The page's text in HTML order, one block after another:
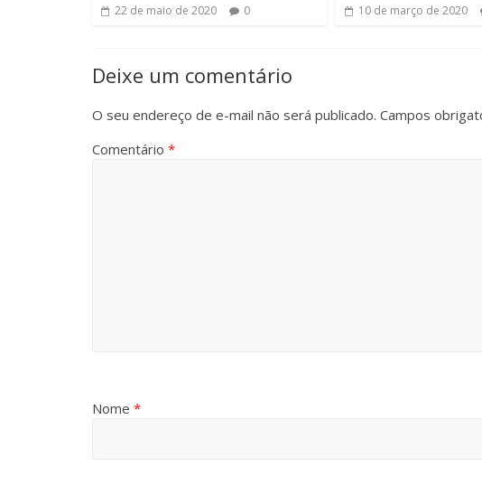
22 de maio de 2020 0 10 de março de 2020
Deixe um comentário
O seu endereço de e-mail não será publicado. Campos
Comentário *
Nome *